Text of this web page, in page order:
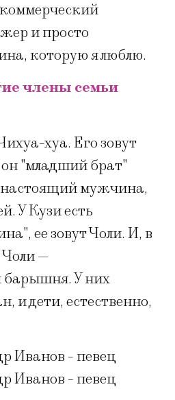
и просто
которую я люблю.
члены семьи
хуа. Его зовут
он "младший брат"
мужчина,
У Кузи есть
ее зовут Чоли. И, в
Чоли —
барышня. У них
и дети, естественно,